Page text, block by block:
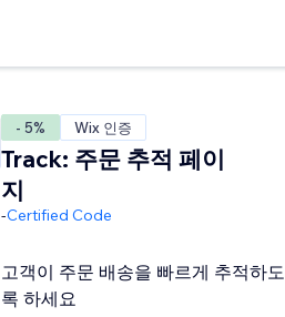
- 5% Wix 인증
Track: 주문 추적 페이
지
-Certified Code
고객이 주문 배송을 빠르게 추적하도
록 하세요